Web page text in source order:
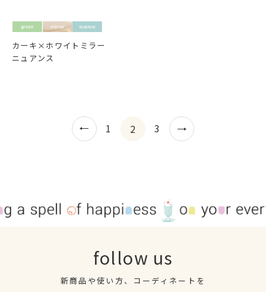
カーキ×ホワイトミラー
ニュアンス
1 2 3
follow us
新商品や使い方、コーディネートを